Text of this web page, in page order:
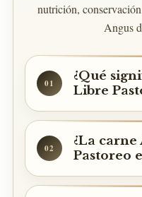
nutrición,
Angus
01
¿Qué
Libre
02
¿La
Pastoreo